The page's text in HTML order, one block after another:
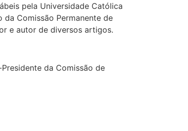
pela Universidade Católica
da Comissão Permanente de
e autor de diversos artigos.
da Comissão de